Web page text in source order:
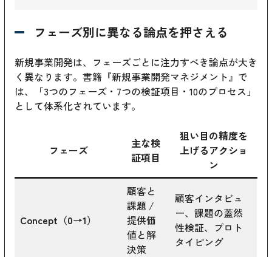
フェーズ別に異なる論点を押さえる
新規事業開発は、フェーズごとに注力すべき論点が大き
く異なります。書籍『新規事業開発マネジメント』で
は、「3つのフェーズ・7つの検証項目・10のプロセス」
として体系化されています。
フェーズ
主な検
証項目
狙い目の精度を
上げるアクショ
ン
Concept（0→1）
顧客と
課題 /
提供価
値と解
決策
顧客インタビュ
ー、課題の蓋然
性検証、プロト
タイピング